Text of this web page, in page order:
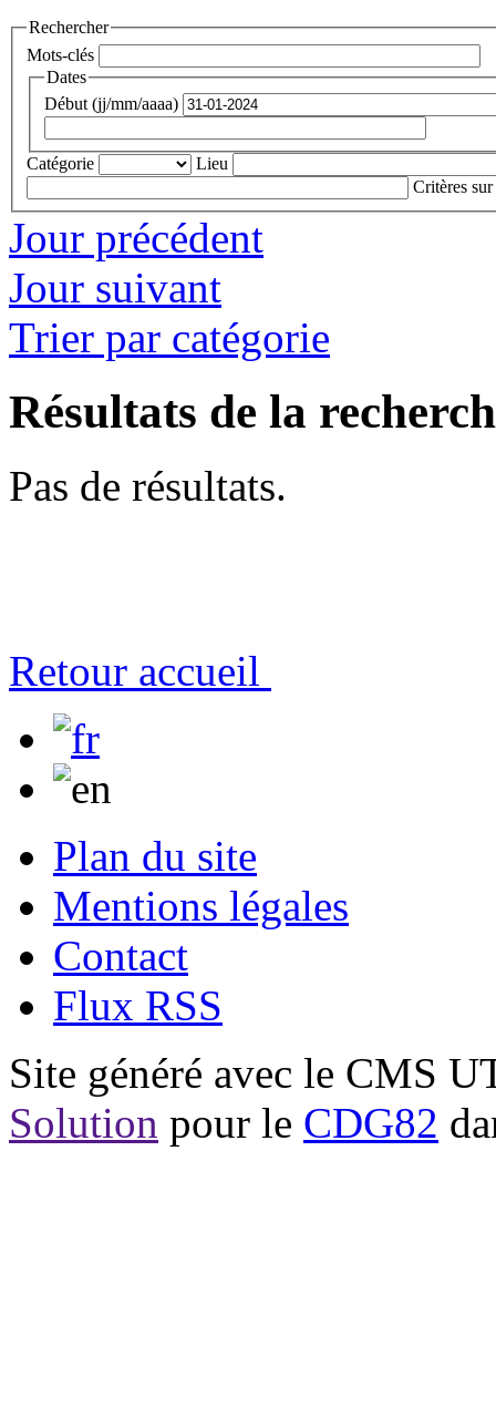
Rechercher
Mots-clés
Dates
Début (jj/mm/aaaa)
Catégorie
Lieu
Critères sur
Jour précédent
Jour suivant
Trier par catégorie
Résultats de la
Pas de résultats.
Retour accueil
Plan du site
Mentions légales
Contact
Flux RSS
Site généré avec le CMS
Solution pour le CDG82